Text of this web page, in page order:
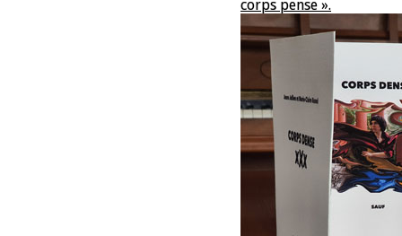
corps pense ».